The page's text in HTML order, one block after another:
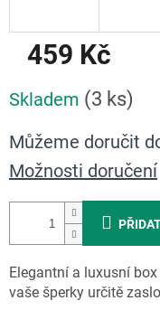
459 Kč
cena:
Skladem (3 ks)
Můžeme doručit
Možnosti doručení
Elegantní a luxusní
vaše šperky určitě